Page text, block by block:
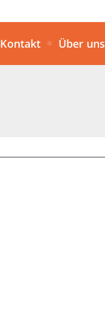
Kontakt Über uns